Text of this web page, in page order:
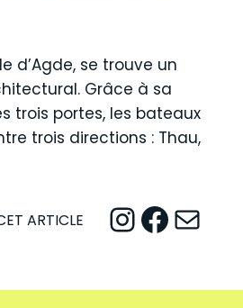
d’Agde, se trouve un
Grâce à sa
trois portes, les bateaux
trois directions : Thau,
ARTICLE InstagramFacebook Mail